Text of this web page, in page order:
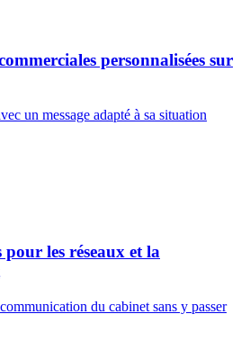
personnalisées sur
un message adapté à sa situation
pour les réseaux et la
du cabinet sans y passer